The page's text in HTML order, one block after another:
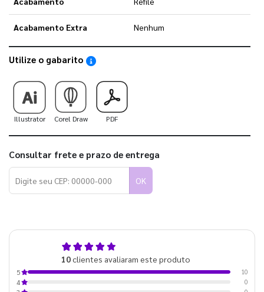
Acabamento Extra Nenhum
Utilize o gabarito Saiba como utilizar os nossos gabaritos
Illustrator Corel Draw PDF
Consultar frete e prazo de entrega
OK
10clientes avaliaram este produto
5
10
4
0